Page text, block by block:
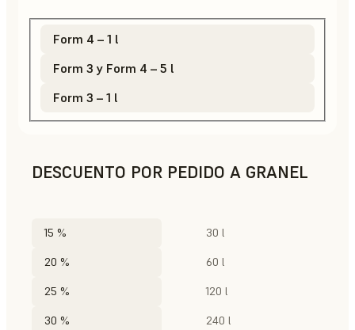
Form 4 – 1 l
Form 3 y Form 4 – 5 l
Form 3 – 1 l
DESCUENTO POR PEDIDO A GRANEL
15 % 30 l
20 % 60 l
25 % 120 l
30 % 240 l